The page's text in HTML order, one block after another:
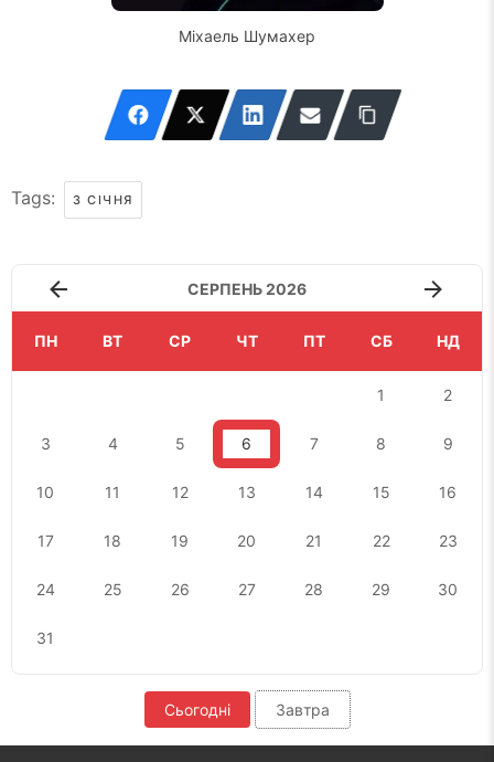
Міхаель Шумахер
Tags: 3 СІЧНЯ
СЕРПЕНЬ 2026
ПН ВТ СР ЧТ ПТ СБ НД
1 2
3 4 5 6 7 8 9
10 11 12 13 14 15 16
17 18 19 20 21 22 23
24 25 26 27 28 29 30
31
Сьогодні Завтра